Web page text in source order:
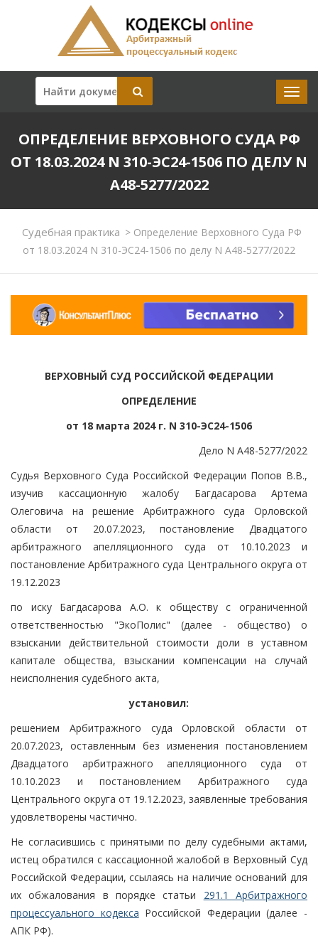
ОПРЕДЕЛЕНИЕ ВЕРХОВНОГО СУДА РФ
ОТ 18.03.2024 N 310-ЭС24-1506 ПО ДЕЛУ N
А48-5277/2022
Судебная практика >Определение Верховного Суда РФ
от 18.03.2024 N 310-ЭС24-1506 по делу N А48-5277/2022
ВЕРХОВНЫЙ СУД РОССИЙСКОЙ ФЕДЕРАЦИИ
ОПРЕДЕЛЕНИЕ
от 18 марта 2024 г. N 310-ЭС24-1506
Дело N А48-5277/2022
Судья Верховного Суда Российской Федерации Попов В.В.,
изучив кассационную жалобу Багдасарова Артема
Олеговича на решение Арбитражного суда Орловской
области от 20.07.2023, постановление Двадцатого
арбитражного апелляционного суда от 10.10.2023 и
постановление Арбитражного суда Центрального округа от
19.12.2023
по иску Багдасарова А.О. к обществу с ограниченной
ответственностью "ЭкоПолис" (далее - общество) о
взыскании действительной стоимости доли в уставном
капитале общества, взыскании компенсации на случай
неисполнения судебного акта,
установил:
решением Арбитражного суда Орловской области от
20.07.2023, оставленным без изменения постановлением
Двадцатого арбитражного апелляционного суда от
10.10.2023 и постановлением Арбитражного суда
Центрального округа от 19.12.2023, заявленные требования
удовлетворены частично.
Не согласившись с принятыми по делу судебными актами,
истец обратился с кассационной жалобой в Верховный Суд
Российской Федерации, ссылаясь на наличие оснований для
их обжалования в порядке статьи 291.1 Арбитражного
процессуального кодекса Российской Федерации (далее -
АПК РФ).